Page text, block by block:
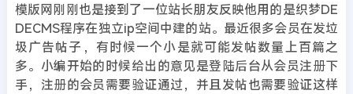
模版网刚刚也是接到了一位站长朋友反映他用的是织梦DE
DECMS程序在独立ip空间中建的站。最近很多会员在发垃
圾广告帖子，有时候一个小是就可能发帖数量上百篇之
多。小编开始的时候给出的意见是登陆后台从会员注册下
手，注册的会员需要验证通过，并且发帖也需要验证这样